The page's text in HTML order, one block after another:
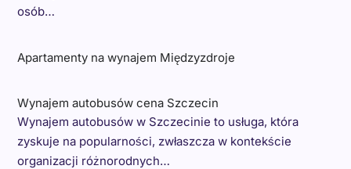
osób…
Apartamenty na wynajem Międzyzdroje
Wynajem autobusów cena Szczecin
Wynajem autobusów w Szczecinie to usługa, która
zyskuje na popularności, zwłaszcza w kontekście
organizacji różnorodnych…